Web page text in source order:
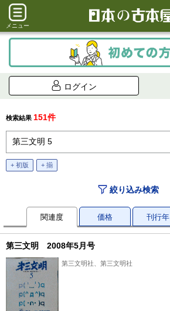
メニュー
ログイン
検索結果 151件
+ 初版 + 揃
絞り込み検索
関連度 価格 刊行年
第三文明 2008年5月号
第三文明社、第三文明社